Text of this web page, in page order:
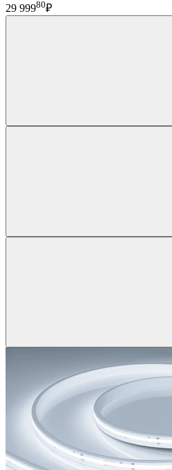
29 99980₽